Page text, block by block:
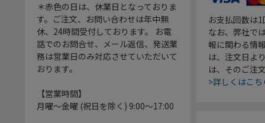
＊赤色の日は、休業日となっておりま
す。ご注文、お問い合わせは年中無
休、24時間受付しております。 お電
話でのお問合せ、メール返信、発送業
務は営業日のみ対応させていただいて
おります。
【営業時間】
月曜～金曜 (祝日を除く) 9:00～17:00
お支払回数は
なお、弊社で
報に関わる情
は、注文日よ
は、そのご注
>詳しくはこち